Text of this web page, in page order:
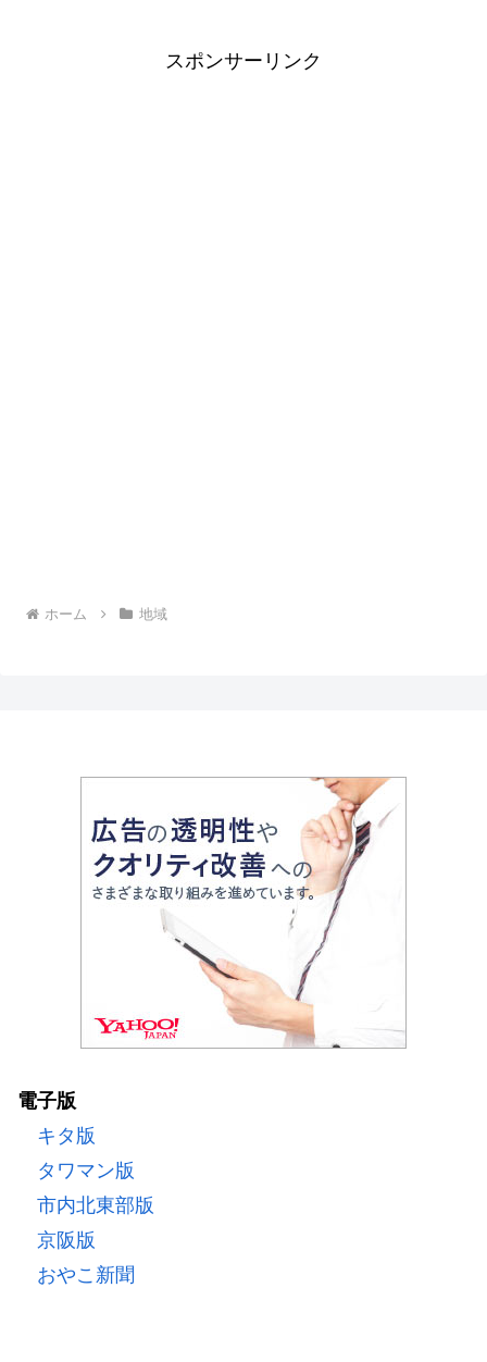
スポンサーリンク
ホーム 地域
電子版
キタ版
タワマン版
市内北東部版
京阪版
おやこ新聞